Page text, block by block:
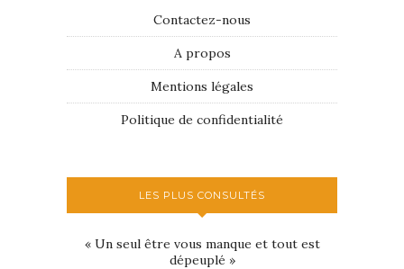
Contactez-nous
A propos
Mentions légales
Politique de confidentialité
LES PLUS CONSULTÉS
« Un seul être vous manque et tout est
dépeuplé »